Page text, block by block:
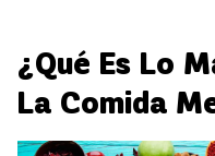
¿Qué Es Lo
La Comida